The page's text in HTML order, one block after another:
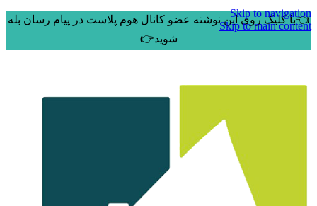
Skip to navigation
Skip to main content
👈با کلیک روی این نوشته عضو کانال هوم پلاست در پیام رسان بله
شوید👉